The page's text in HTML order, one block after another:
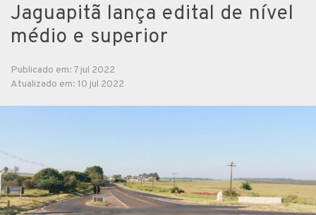
Jaguapitã lança edital de nível
médio e superior
Publicado em: 7 jul 2022
Atualizado em: 10 jul 2022